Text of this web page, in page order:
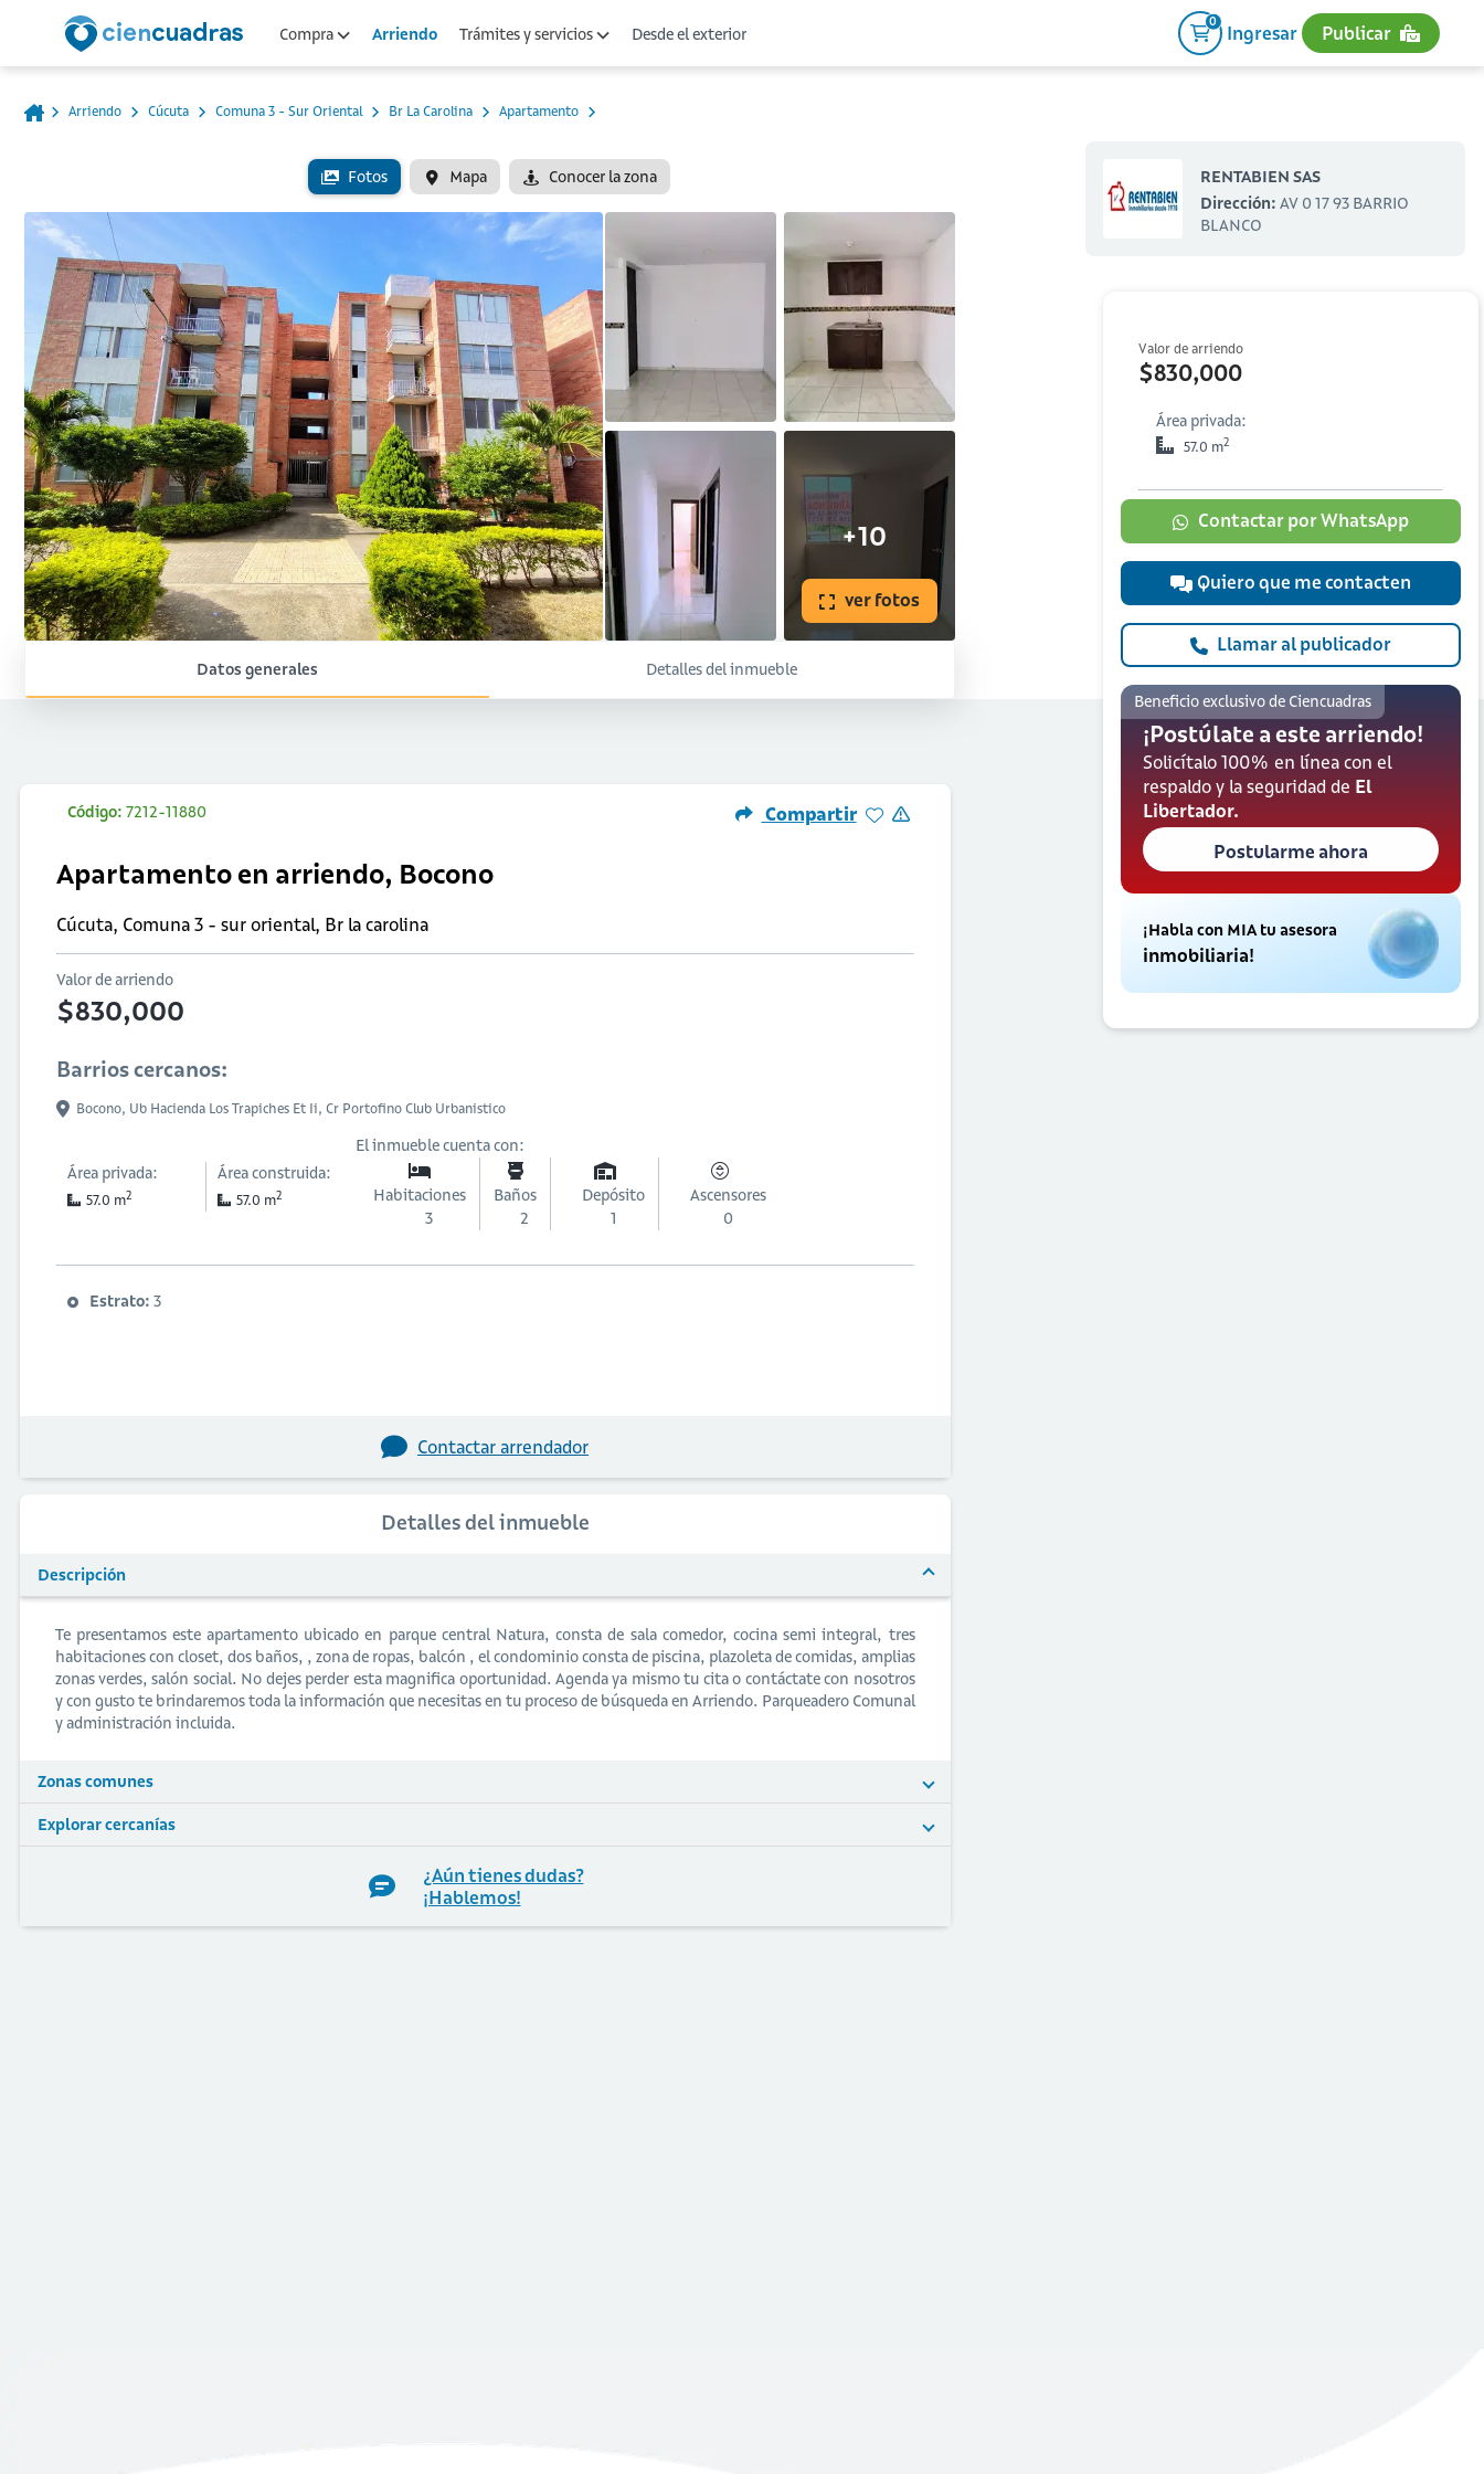
Compra Arriendo Trámites y servicios Desde el exterior
0
Ingresar Publicar
Arriendo Cúcuta Comuna 3 - Sur Oriental Br La Carolina Apartamento
Fotos Mapa Conocer la zona
+10
ver fotos
RENTABIEN SAS
Dirección: AV 0 17 93 BARRIO
BLANCO
Valor de arriendo
$830,000
Área privada:
57.0 m2
Contactar por WhatsApp
Quiero que me contacten
Llamar al publicador
Beneficio exclusivo de Ciencuadras
¡Postúlate a este arriendo!
Solicítalo 100% en línea con el
respaldo y la seguridad de El
Libertador.
Postularme ahora
¡Habla con MIA tu asesora
inmobiliaria!
Datos generales Detalles del inmueble
Código: 7212-11880 Compartir
Apartamento en arriendo, Bocono
Cúcuta, Comuna 3 - sur oriental, Br la carolina
Valor de arriendo
$830,000
Barrios cercanos:
Bocono, Ub Hacienda Los Trapiches Et Ii, Cr Portofino Club Urbanistico
Área privada:
57.0 m2
Área construida:
57.0 m2
El inmueble cuenta con:
Habitaciones
3
Baños
2
Depósito
1
Ascensores
0
Estrato: 3
Contactar arrendador
Detalles del inmueble
Descripción
Te presentamos este apartamento ubicado en parque central Natura, consta de sala comedor, cocina semi integral, tres
habitaciones con closet, dos baños, , zona de ropas, balcón , el condominio consta de piscina, plazoleta de comidas, amplias
zonas verdes, salón social. No dejes perder esta magnifica oportunidad. Agenda ya mismo tu cita o contáctate con nosotros
y con gusto te brindaremos toda la información que necesitas en tu proceso de búsqueda en Arriendo. Parqueadero Comunal
y administración incluida.
Zonas comunes
Explorar cercanías
¿Aún tienes dudas?
¡Hablemos!